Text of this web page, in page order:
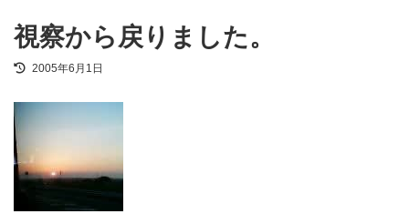
視察から戻りました。
最
2005年6月1日